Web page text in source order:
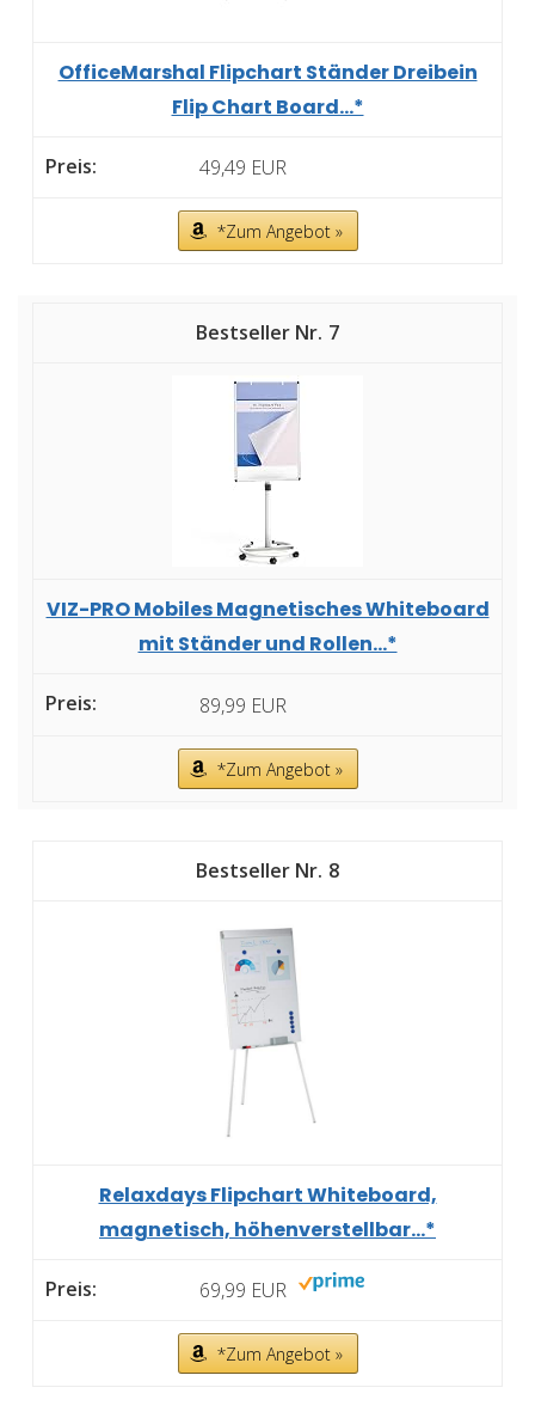
OfficeMarshal Flipchart Ständer Dreibein
Flip Chart Board...*
49,49 EUR
*Zum Angebot »
7
VIZ-PRO Mobiles Magnetisches Whiteboard
mit Ständer und Rollen...*
89,99 EUR
*Zum Angebot »
8
Relaxdays Flipchart Whiteboard,
magnetisch, höhenverstellbar...*
69,99 EUR
*Zum Angebot »